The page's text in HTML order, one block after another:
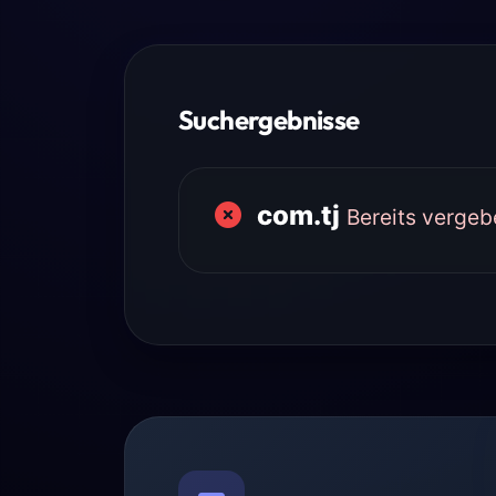
Suchergebnisse
com.tj Bereits